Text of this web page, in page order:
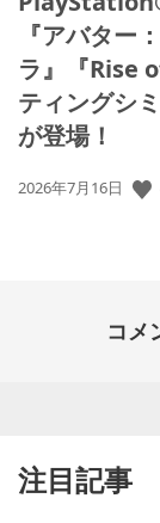
『アバター
ラ』『Rise
ティングシ
が登場！
公
2026年7月16日
コメ
注目記事